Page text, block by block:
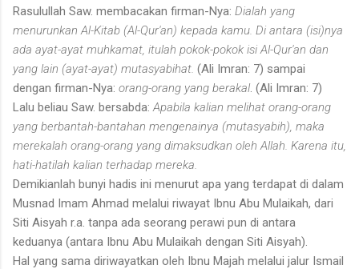
Rasulullah Saw. membacakan firman-Nya: Dialah yang
menurunkan Al-Kitab (Al-Qur'an) kepada kamu. Di antara (isi)nya
ada ayat-ayat muhkamat, itulah pokok-pokok isi Al-Qur'an dan
yang lain (ayat-ayat) mutasyabihat. (Ali Imran: 7) sampai
dengan firman-Nya: orang-orang yang berakal. (Ali Imran: 7)
Lalu beliau Saw. bersabda: Apabila kalian melihat orang-orang
yang berbantah-bantahan mengenainya (mutasyabih), maka
merekalah orang-orang yang dimaksudkan oleh Allah. Karena itu,
hati-hatilah kalian terhadap mereka.
Demikianlah bunyi hadis ini menurut apa yang terdapat di dalam
Musnad Imam Ahmad melalui riwayat Ibnu Abu Mulaikah, dari
Siti Aisyah r.a. tanpa ada seorang perawi pun di antara
keduanya (antara Ibnu Abu Mulaikah dengan Siti Aisyah).
Hal yang sama diriwayatkan oleh Ibnu Majah melalui jalur Ismail